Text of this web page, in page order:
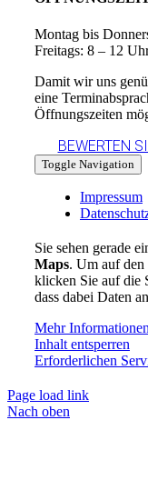
Montag bis
Freitags: 8 – 12
Damit wir uns
eine
Öffnungszeiten
BEWERTEN
Toggle Navigation
Impressum
Sie sehen gerade
Maps. Um auf den
klicken Sie auf die
dass dabei Daten
Mehr Informationen
Inhalt entsperren
Erforderlichen
Page load link
Nach oben